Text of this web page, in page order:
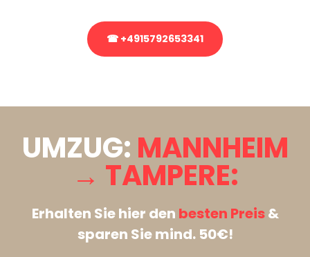
☎ +4915792653341
UMZUG: MANNHEIM
→ TAMPERE:
Erhalten Sie hier den besten Preis&
sparen Sie mind. 50€!